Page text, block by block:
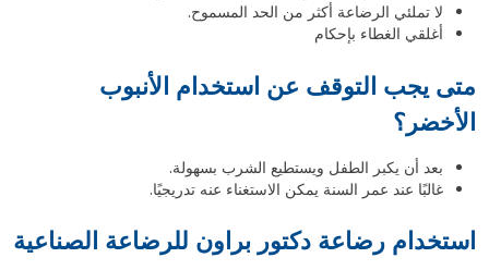
لا تملئي الرضاعة أكثر من الحد المسموح.
أغلقي الغطاء بإحكام
متى يجب التوقف عن استخدام الأنبوب
الأخضر؟
بعد أن يكبر الطفل ويستطيع الشرب بسهولة.
غالبًا عند عمر السنة يمكن الاستغناء عنه تدريجيًا.
استخدام رضاعة دكتور براون للرضاعة الصناعية